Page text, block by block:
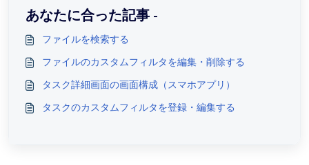
あなたに合った記事 -
ファイルを検索する
ファイルのカスタムフィルタを編集・削除する
タスク詳細画面の画面構成（スマホアプリ）
タスクのカスタムフィルタを登録・編集する